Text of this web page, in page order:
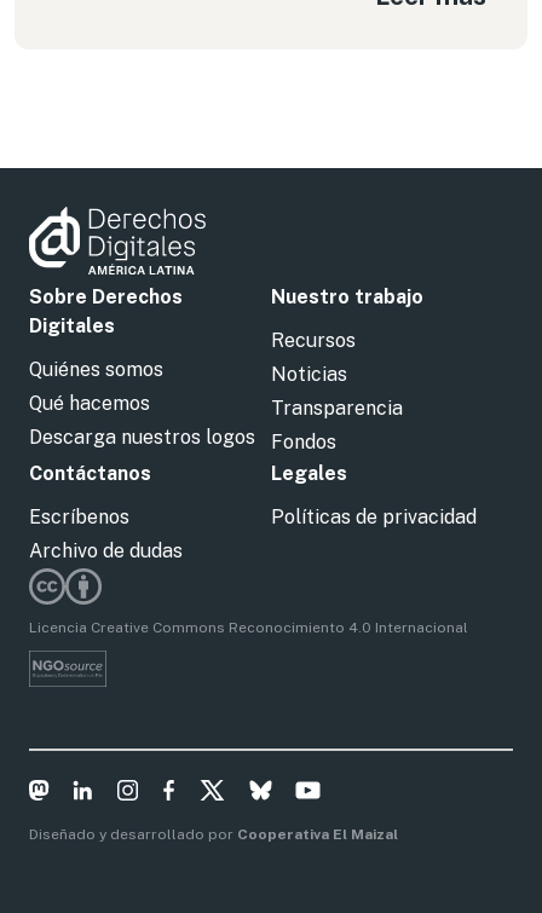
Sobre Derechos
Digitales
Quiénes somos
Qué hacemos
Descarga nuestros logos
Nuestro trabajo
Recursos
Noticias
Transparencia
Fondos
Contáctanos
Escríbenos
Archivo de dudas
Legales
Políticas de privacidad
Licencia Creative Commons Reconocimiento 4.0 Internacional
Diseñado y desarrollado por Cooperativa El Maizal